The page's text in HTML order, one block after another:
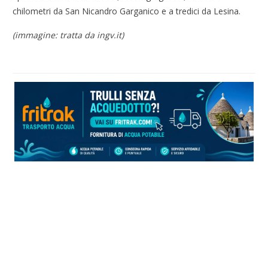
chilometri da San Nicandro Garganico e a tredici da Lesina.
(immagine: tratta da ingv.it)